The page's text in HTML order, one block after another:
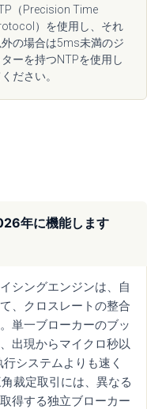
（Precision Time
）を使用し、それ
外の場合は5ms未満のジ
ターを持つNTPを使用し
ださい。
年に機能します
シングエンジンは、自
、クロスレートの整合
単一ブローカーのブッ
出現からマイクロ秒以
システムよりも速く
裁定取引には、異なる
得する独立ブローカー